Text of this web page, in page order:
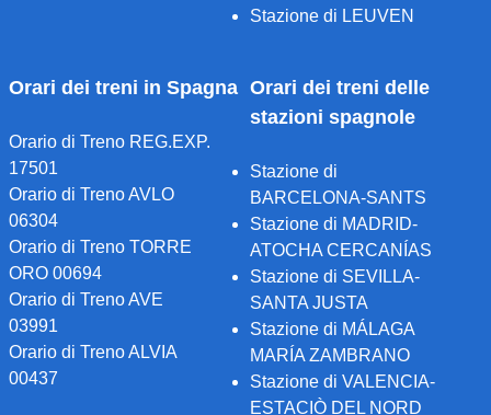
Stazione di LEUVEN
Orari dei treni in Spagna
Orario di Treno REG.EXP.
17501
Orario di Treno AVLO
06304
Orario di Treno TORRE
ORO 00694
Orario di Treno AVE
03991
Orario di Treno ALVIA
00437
Orari dei treni delle
stazioni spagnole
Stazione di
BARCELONA-SANTS
Stazione di MADRID-
ATOCHA CERCANÍAS
Stazione di SEVILLA-
SANTA JUSTA
Stazione di MÁLAGA
MARÍA ZAMBRANO
Stazione di VALENCIA-
ESTACIÒ DEL NORD